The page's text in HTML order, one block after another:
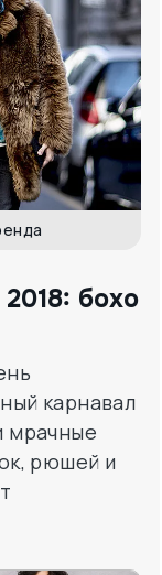
бохо
карнавал
мрачные
рюшей и